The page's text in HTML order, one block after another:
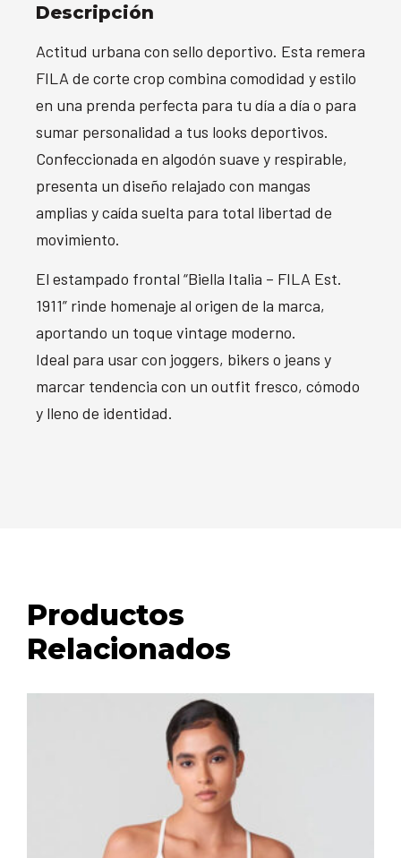
Descripción
Actitud urbana con sello deportivo. Esta remera
FILA de corte crop combina comodidad y estilo
en una prenda perfecta para tu día a día o para
sumar personalidad a tus looks deportivos.
Confeccionada en algodón suave y respirable,
presenta un diseño relajado con mangas
amplias y caída suelta para total libertad de
movimiento.
El estampado frontal “Biella Italia – FILA Est.
1911” rinde homenaje al origen de la marca,
aportando un toque vintage moderno.
Ideal para usar con joggers, bikers o jeans y
marcar tendencia con un outfit fresco, cómodo
y lleno de identidad.
Productos
Relacionados